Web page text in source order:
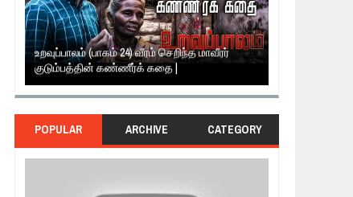
உறவுப்பாலம் (பாகம் 24) வீரம் செறிந்த மாவீரர்
குடும்பத்தின் கண்ணீர்க் கதை |
POPULAR ARCHIVE CATEGORY